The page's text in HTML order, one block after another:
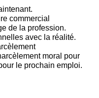
commercial
de la profession.
avec la réalité.
moral pour
le prochain emploi.